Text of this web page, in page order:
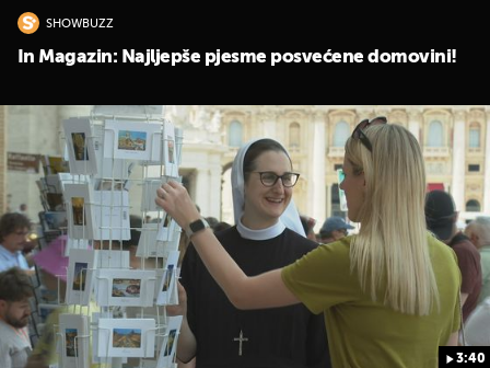
SHOWBUZZ
In Magazin: Najljepše pjesme posvećene domovini!
3:40